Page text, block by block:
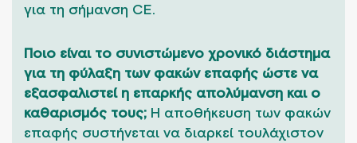
για τη σήμανση CE.
Ποιο είναι το συνιστώμενο χρονικό διάστημα
για τη φύλαξη των φακών επαφής ώστε να
εξασφαλιστεί η επαρκής απολύμανση και ο
καθαρισμός τους; Η αποθήκευση των φακών
επαφής συστήνεται να διαρκεί τουλάχιστον